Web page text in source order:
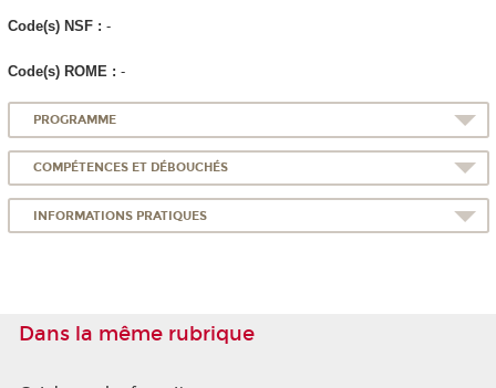
Code(s) NSF : -
Code(s) ROME : -
PROGRAMME
COMPÉTENCES ET DÉBOUCHÉS
INFORMATIONS PRATIQUES
Dans la même rubrique